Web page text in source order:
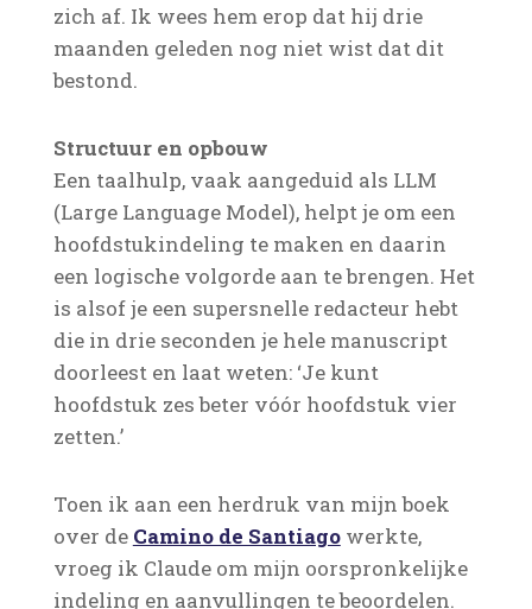
zich af. Ik wees hem erop dat hij drie
maanden geleden nog niet wist dat dit
bestond.
Structuur en opbouw
Een taalhulp, vaak aangeduid als LLM
(Large Language Model), helpt je om een
hoofdstukindeling te maken en daarin
een logische volgorde aan te brengen. Het
is alsof je een supersnelle redacteur hebt
die in drie seconden je hele manuscript
doorleest en laat weten: ‘Je kunt
hoofdstuk zes beter vóór hoofdstuk vier
zetten.’
Toen ik aan een herdruk van mijn boek
over de Camino de Santiagowerkte,
vroeg ik Claude om mijn oorspronkelijke
indeling en aanvullingen te beoordelen.